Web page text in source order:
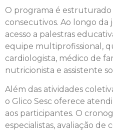
O programa é estruturado
consecutivos. Ao longo da
acesso a palestras
equipe multiprofissional,
cardiologista, médico de
nutricionista e assistente
Além das atividades
o Glico Sesc oferece
aos participantes. O
especialistas, avaliação de